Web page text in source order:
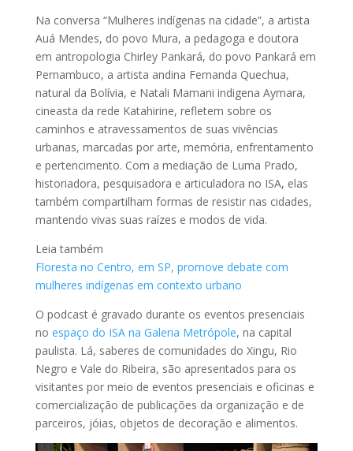
Na conversa “Mulheres indígenas na cidade”, a artista
Auá Mendes, do povo Mura, a pedagoga e doutora
em antropologia Chirley Pankará, do povo Pankará em
Pernambuco, a artista andina Fernanda Quechua,
natural da Bolívia, e Natali Mamani indigena Aymara,
cineasta da rede Katahirine, refletem sobre os
caminhos e atravessamentos de suas vivências
urbanas, marcadas por arte, memória, enfrentamento
e pertencimento. Com a mediação de Luma Prado,
historiadora, pesquisadora e articuladora no ISA, elas
também compartilham formas de resistir nas cidades,
mantendo vivas suas raízes e modos de vida.
Leia também
Floresta no Centro, em SP, promove debate com
mulheres indígenas em contexto urbano
O podcast é gravado durante os eventos presenciais
no espaço do ISA na Galeria Metrópole, na capital
paulista. Lá, saberes de comunidades do Xingu, Rio
Negro e Vale do Ribeira, são apresentados para os
visitantes por meio de eventos presenciais e oficinas e
comercialização de publicações da organização e de
parceiros, jóias, objetos de decoração e alimentos.